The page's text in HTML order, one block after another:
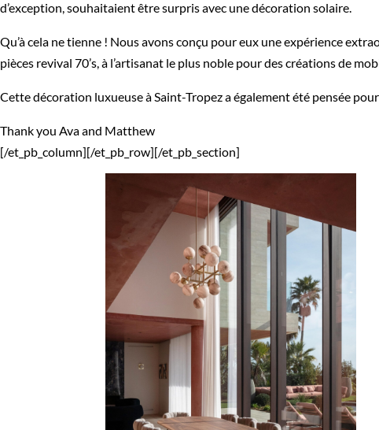
d’exception, souhaitaient être surpris avec une décoration solaire.
Qu’à cela ne tienne ! Nous avons conçu pour eux une expérience
pièces revival 70’s, à l’artisanat le plus noble pour des créations de
Cette décoration luxueuse à Saint-Tropez a également été pensée
Thank you Ava and Matthew
[/et_pb_column][/et_pb_row][/et_pb_section]